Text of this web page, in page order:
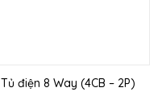
Tủ điện 8 Way (4CB – 2P)